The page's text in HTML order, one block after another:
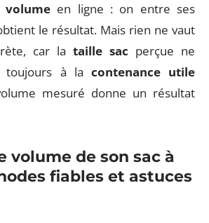
volumeen ligne : on entre ses
le résultat. Mais rien ne vaut
car la taille sac perçue ne
toujours à la contenance utile
mesuré donne un résultat
volume de son sac à
fiables et astuces